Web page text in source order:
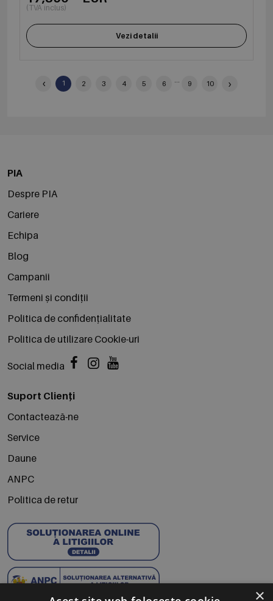
(TVA inclus)
Vezi detalii
‹ 1 2 3 4 5 6 ... 9 10 ›
PIA
Despre PIA
Cariere
Echipa
Blog
Campanii
Termeni și condiții
Politica de confidențialitate
Politica de utilizare Cookie-uri
Social media
Suport Clienți
Contactează-ne
Service
Daune
ANPC
Politica de retur
×